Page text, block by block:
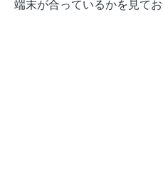
端末が合っているかを見て